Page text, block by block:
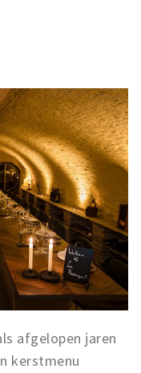
afgelopen jaren
kerstmenu